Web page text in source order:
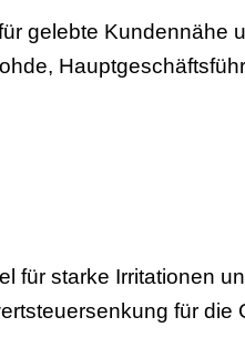
gelebte Kundennähe
für starke Irritationen
für die